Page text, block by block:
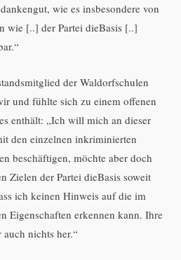
wie es insbesondere von
wie [..] der Partei dieBasis [..]
der Waldorfschulen
und fühlte sich zu einem offenen
enthält: „Ich will mich an dieser
den einzelnen inkriminierten
beschäftigen, möchte aber doch
Zielen der Partei dieBasis soweit
ich keinen Hinweis auf die im
Eigenschaften erkennen kann. Ihre
nichts her.“